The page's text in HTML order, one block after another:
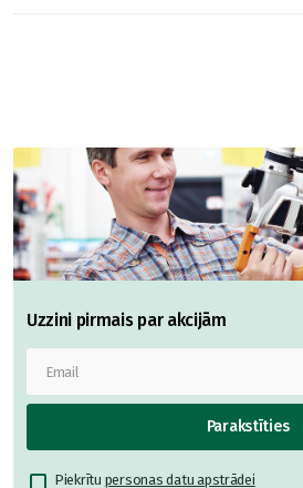
Uzzini pirmais par akcijām
Parakstīties
Piekrītu personas datu apstrādei